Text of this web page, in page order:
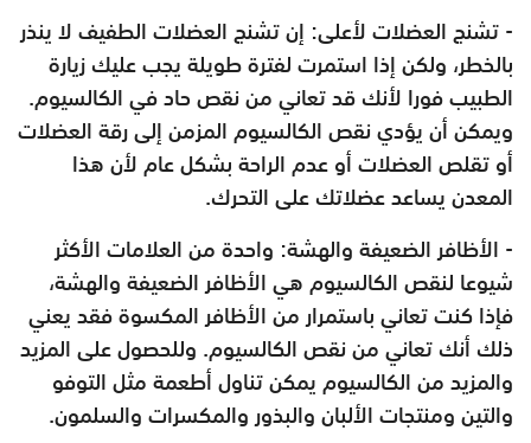
- تشنج العضلات لأعلى: إن تشنج العضلات الطفيف لا ينذر
بالخطر، ولكن إذا استمرت لفترة طويلة يجب عليك زيارة
الطبيب فورا لأنك قد تعاني من نقص حاد في الكالسيوم.
ويمكن أن يؤدي نقص الكالسيوم المزمن إلى رقة العضلات
أو تقلص العضلات أو عدم الراحة بشكل عام لأن هذا
المعدن يساعد عضلاتك على التحرك.
- الأظافر الضعيفة والهشة: واحدة من العلامات الأكثر
شيوعا لنقص الكالسيوم هي الأظافر الضعيفة والهشة،
فإذا كنت تعاني باستمرار من الأظافر المكسوة فقد يعني
ذلك أنك تعاني من نقص الكالسيوم. وللحصول على المزيد
والمزيد من الكالسيوم يمكن تناول أطعمة مثل التوفو
والتين ومنتجات الألبان والبذور والمكسرات والسلمون.